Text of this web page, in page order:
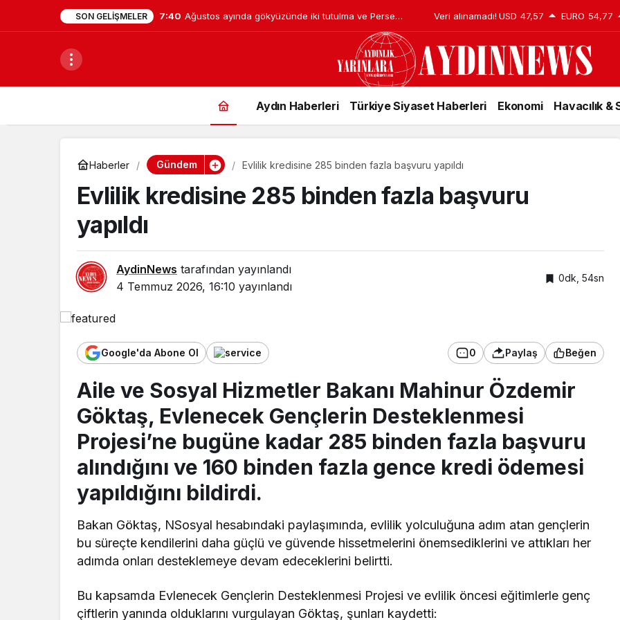
SON GELIŞMELER 7:40 Ağustos ayında gökyüzünde iki tutulma ve Perseid Veri alınamadı! USD 47,57 EURO 54,77
Aydın Haberleri Türkiye Siyaset Haberleri Ekonomi Havacılık &
Haberler Gündem Evlilik kredisine 285 binden fazla başvuru yapıldı
Evlilik kredisine 285 binden fazla başvuru
yapıldı
AydinNews tarafından yayınlandı
4 Temmuz 2026, 16:10 yayınlandı
0dk, 54sn
Google'da Abone Ol 0 Paylaş Beğen
Aile ve Sosyal Hizmetler Bakanı Mahinur Özdemir
Göktaş, Evlenecek Gençlerin Desteklenmesi
Projesi’ne bugüne kadar 285 binden fazla başvuru
alındığını ve 160 binden fazla gence kredi ödemesi
yapıldığını bildirdi.
Bakan Göktaş, NSosyal hesabındaki paylaşımında, evlilik yolculuğuna adım atan gençlerin
bu süreçte kendilerini daha güçlü ve güvende hissetmelerini önemsediklerini ve attıkları her
adımda onları desteklemeye devam edeceklerini belirtti.
Bu kapsamda Evlenecek Gençlerin Desteklenmesi Projesi ve evlilik öncesi eğitimlerle genç
çiftlerin yanında olduklarını vurgulayan Göktaş, şunları kaydetti: